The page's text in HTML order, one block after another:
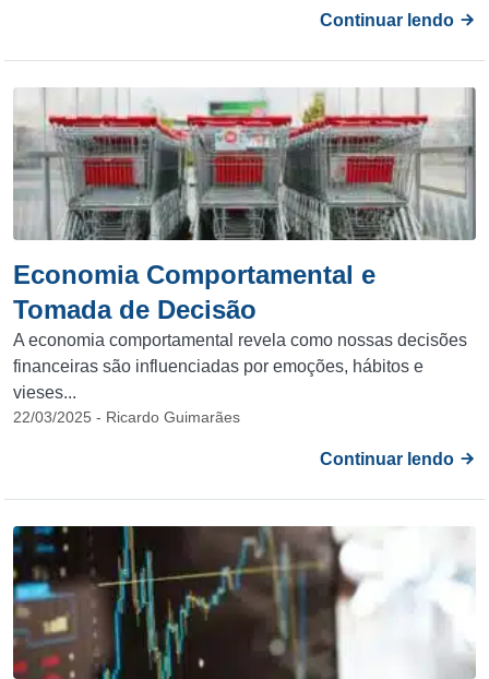
Continuar lendo
Economia Comportamental e
Tomada de Decisão
A economia comportamental revela como nossas decisões
financeiras são influenciadas por emoções, hábitos e
vieses...
22/03/2025 - Ricardo Guimarães
Continuar lendo